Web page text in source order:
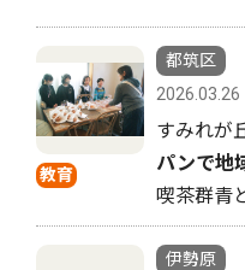
教育
都筑区
2026.03.26
すみれが
パンで地
喫茶群青
伊勢原